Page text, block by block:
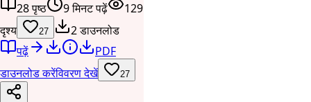
28 पृष्ठ 9 मिनट पढ़ें
129
दृश्य
27
2 डाउनलोड
पढ़ें
PDF
डाउनलोड करेंविवरण देखें 27